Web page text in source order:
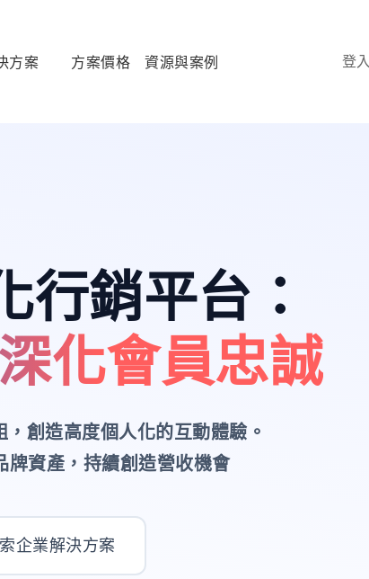
方案 方案價格 資源與案例 登入
行銷平台 ：
化會員忠誠
創造高度個人化的互動體驗。
牌資產，持續創造營收機會
企業解決方案